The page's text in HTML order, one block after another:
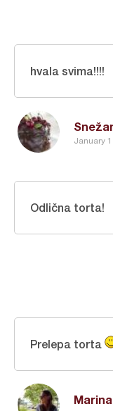
January
hvala svima!!!!
Odlična torta!
Prelepa torta